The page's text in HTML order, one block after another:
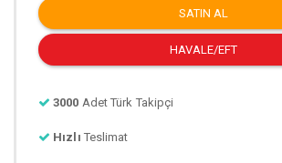
SATIN AL
HAVALE/EFT
3000 Adet Türk Takipçi
Hızlı Teslimat